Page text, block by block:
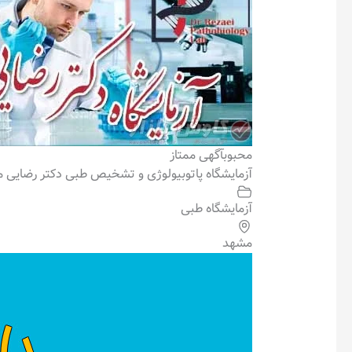
محبوبآگهی ممتاز
آزمایشگاه پاتوبیولوژی و تشخیص طبی دکتر
آزمایشگاه طبی
مشهد